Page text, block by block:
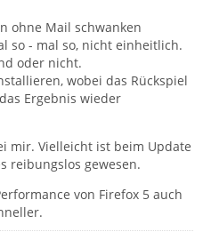
ohne Mail schwanken
so - mal so, nicht einheitlich.
oder nicht.
wobei das Rückspiel
Ergebnis wieder
mir. Vielleicht ist beim Update
reibungslos gewesen.
von Firefox 5 auch